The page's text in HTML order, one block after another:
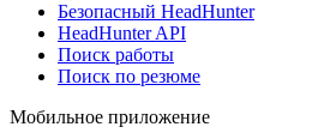
Безопасный HeadHunter
HeadHunter API
Поиск работы
Поиск по резюме
Мобильное приложение